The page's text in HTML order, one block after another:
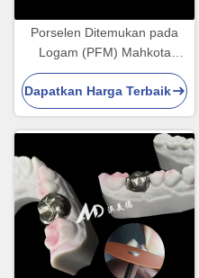
Porselen Ditemukan pada
Logam (PFM) Mahkota
dengan Kerangka Co-Cr
Dapatkan Harga Terbaik